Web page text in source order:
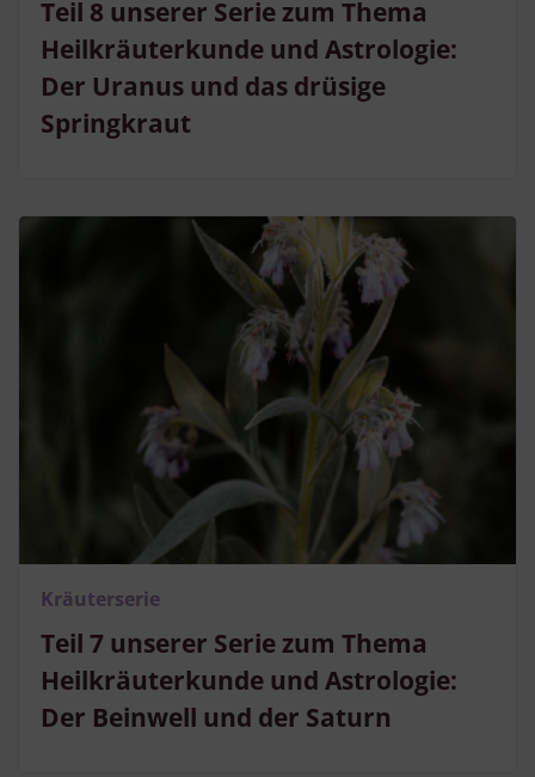
Teil 8 unserer Serie zum Thema
Heilkräuterkunde und Astrologie:
Der Uranus und das drüsige
Springkraut
Teil 7 unserer Serie zum Thema
Heilkräuterkunde und Astrologie:
Der Beinwell und der Saturn
Kräuterserie